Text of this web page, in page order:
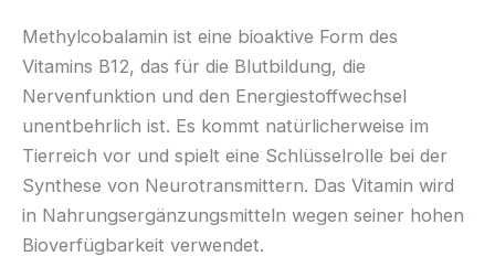
Methylcobalamin ist eine bioaktive Form des
Vitamins B12, das für die Blutbildung, die
Nervenfunktion und den Energiestoffwechsel
unentbehrlich ist. Es kommt natürlicherweise im
Tierreich vor und spielt eine Schlüsselrolle bei der
Synthese von Neurotransmittern. Das Vitamin wird
in Nahrungsergänzungsmitteln wegen seiner hohen
Bioverfügbarkeit verwendet.